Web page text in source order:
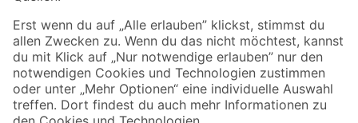
Sicher einkaufen
Jetzt die toom-App herunterladen